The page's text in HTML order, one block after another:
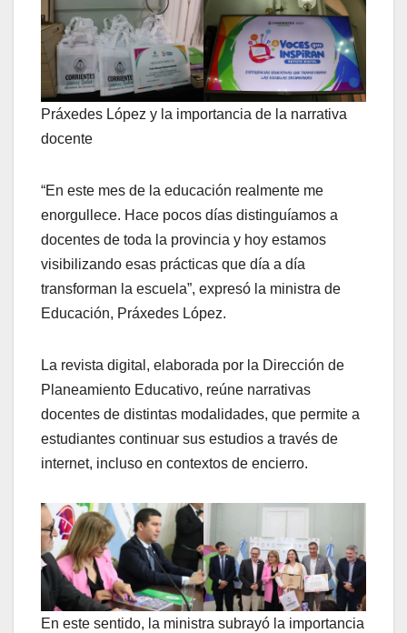
Práxedes López y la importancia de la narrativa
docente
“En este mes de la educación realmente me
enorgullece. Hace pocos días distinguíamos a
docentes de toda la provincia y hoy estamos
visibilizando esas prácticas que día a día
transforman la escuela”, expresó la ministra de
Educación, Práxedes López.
La revista digital, elaborada por la Dirección de
Planeamiento Educativo, reúne narrativas
docentes de distintas modalidades, que permite a
estudiantes continuar sus estudios a través de
internet, incluso en contextos de encierro.
En este sentido, la ministra subrayó la importancia